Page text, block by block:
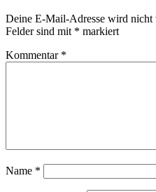
Deine E-Mail-Adresse wird nicht
Felder sind mit * markiert
Kommentar *
Name *